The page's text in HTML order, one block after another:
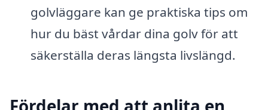
golvläggare kan ge praktiska tips om
hur du bäst vårdar dina golv för att
säkerställa deras längsta livslängd.